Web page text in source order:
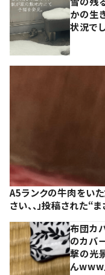
かの生
状況で
A5ランクの牛肉をい
さい、、」投稿された“
布団カ
のカバ
撃の光
んwww